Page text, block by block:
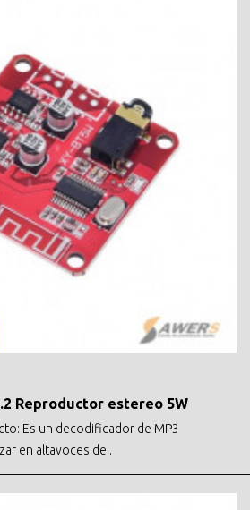
Reproductor estereo 5W
Es un decodificador de MP3
en altavoces de..